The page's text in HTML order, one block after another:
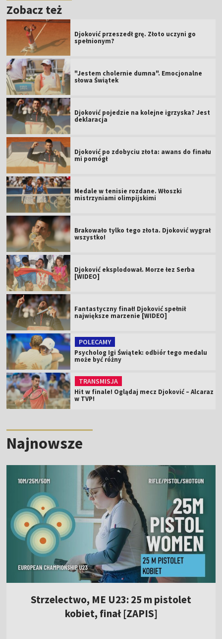
Zobacz też
Djoković przeszedł grę. Złoto uczyni go
spełnionym?
"Jestem cholernie dumna". Emocjonalne
słowa Świątek
Djoković pojedzie na kolejne igrzyska? Jest
deklaracja
Djoković po zdobyciu złota: awans do finału
mi pomógł
Medale w tenisie rozdane. Włoszki
mistrzyniami olimpijskimi
Brakowało tylko tego złota. Djoković wygrał
wszystko!
Djoković eksplodował. Morze łez Serba
[WIDEO]
Fantastyczny finał! Djoković spełnił
największe marzenie [WIDEO]
POLECAMY
Psycholog Igi Świątek: odbiór tego medalu
może być różny
TRANSMISJA
Hit w finale! Oglądaj mecz Djoković – Alcaraz
w TVP!
Najnowsze
Strzelectwo, ME U23: 25 m pistolet
kobiet, finał [ZAPIS]